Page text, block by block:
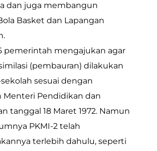
dan juga membangun
Basket dan Lapangan
pemerintah mengajukan agar
(pembauran) dilakukan
sesuai dengan
Menteri Pendidikan dan
tanggal 18 Maret 1972. Namun
PKMI-2 telah
terlebih dahulu, seperti